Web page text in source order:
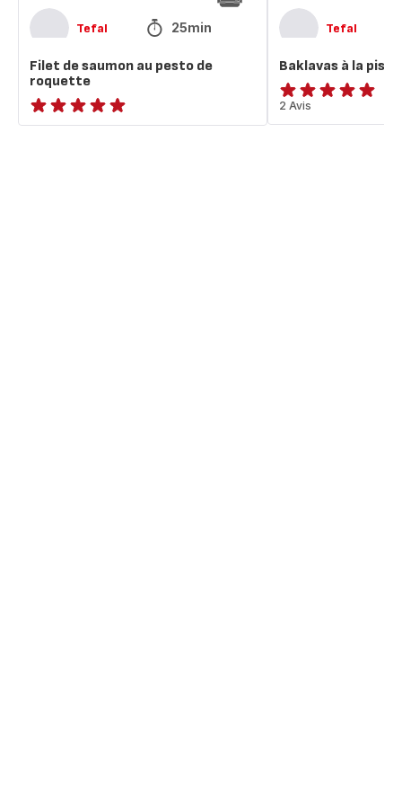
Tefal 25min
Filet de saumon au pesto de
roquette
ratings.NaN
Tefal
Baklavas à la
Avis
5
2 Avis